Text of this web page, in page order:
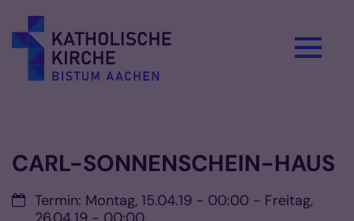
CARL-SONNENSCHEIN-HAUS
Datum:Termin: Montag, 15.04.19 - 00:00 - Freitag,